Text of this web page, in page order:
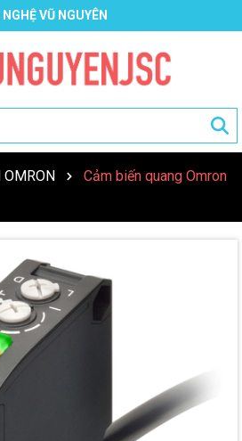
VŨ NGUYÊN
OMRON
Cảm biến quang Omron